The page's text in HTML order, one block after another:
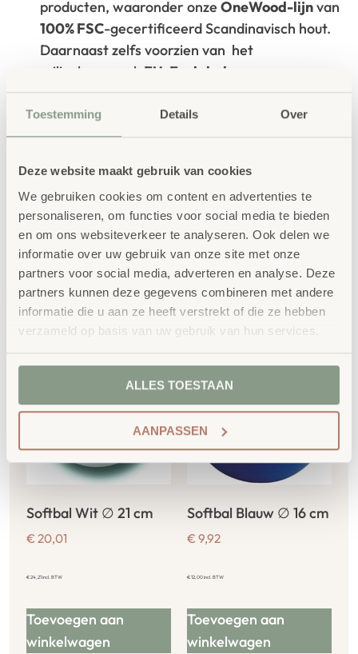
Toestemming Details Over
Deze website maakt gebruik van cookies
We gebruiken cookies om content en advertenties te
personaliseren, om functies voor social media te bieden
en om ons websiteverkeer te analyseren. Ook delen we
informatie over uw gebruik van onze site met onze
partners voor social media, adverteren en analyse. Deze
partners kunnen deze gegevens combineren met andere
informatie die u aan ze heeft verstrekt of die ze hebben
verzameld op basis van uw gebruik van hun services.
ALLES TOESTAAN
AANPASSEN
producten, waaronder onzeOneWood-lijnvan
100% FSC-gecertificeerd Scandinavisch hout.
Daarnaast zelfs voorzien van het
milieukeurmerk EU-Ecolabel
Extra informatie
SKU 41320
Gerelateerde
producten
Softbal Wit ∅ 21 cm
€ 20,01
€24,21incl. BTW
Toevoegen aan
winkelwagen
Softbal Blauw ∅ 16 cm
€ 9,92
€12,00incl. BTW
Toevoegen aan
winkelwagen